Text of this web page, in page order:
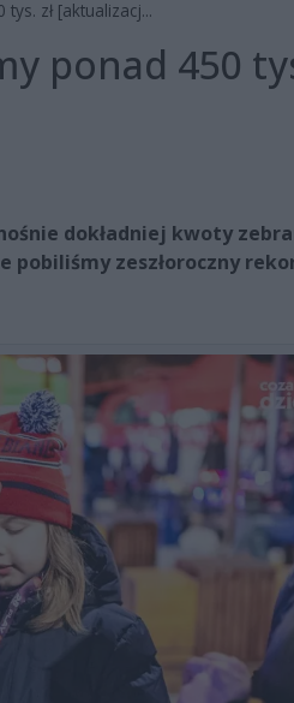
zł [aktualizacj...
ponad 450
dokładniej kwoty
pobiliśmy zeszłoroczny